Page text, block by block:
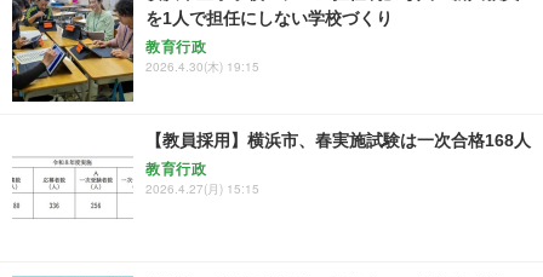
を1人で担任にしない学校づくり
教育行政
2026.4.30(木) 19:15
【教員採用】横浜市、春実施試験は一次合格168人
教育行政
2026.4.27(月) 15:15